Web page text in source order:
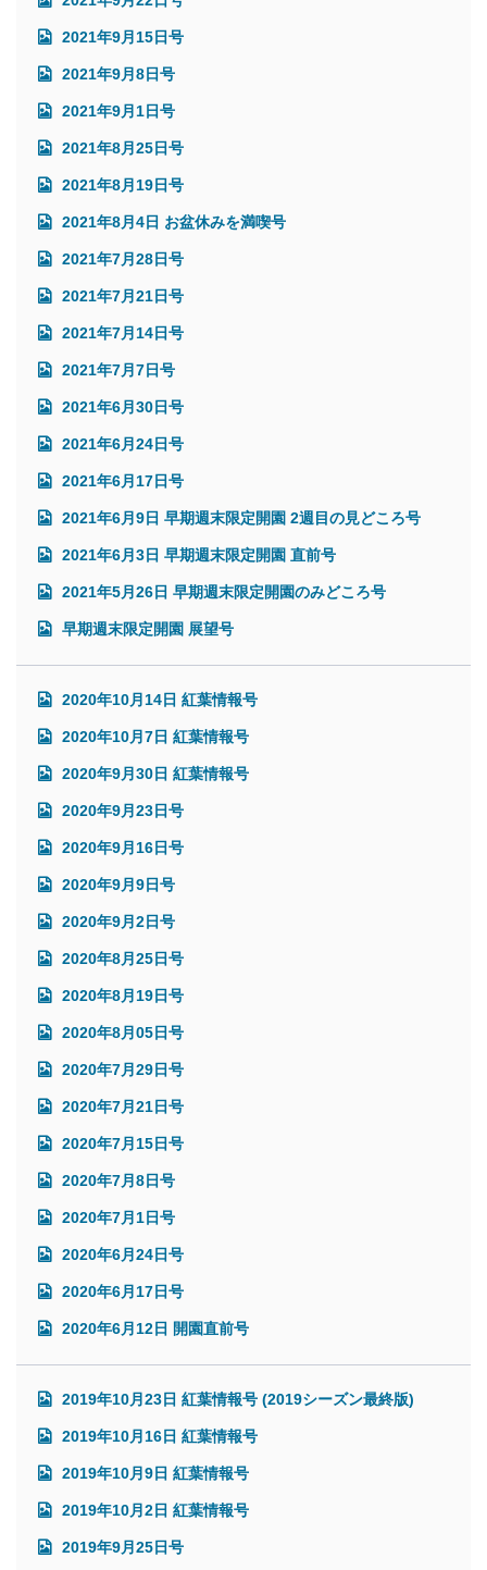
2021年9月15日号
2021年9月8日号
2021年9月1日号
2021年8月25日号
2021年8月19日号
2021年8月4日 お盆休みを満喫号
2021年7月28日号
2021年7月21日号
2021年7月14日号
2021年7月7日号
2021年6月30日号
2021年6月24日号
2021年6月17日号
2021年6月9日 早期週末限定開園 2週目の見どころ号
2021年6月3日 早期週末限定開園 直前号
2021年5月26日 早期週末限定開園のみどころ号
早期週末限定開園 展望号
2020年10月14日 紅葉情報号
2020年10月7日 紅葉情報号
2020年9月30日 紅葉情報号
2020年9月23日号
2020年9月16日号
2020年9月9日号
2020年9月2日号
2020年8月25日号
2020年8月19日号
2020年8月05日号
2020年7月29日号
2020年7月21日号
2020年7月15日号
2020年7月8日号
2020年7月1日号
2020年6月24日号
2020年6月17日号
2020年6月12日 開園直前号
2019年10月23日 紅葉情報号 (2019シーズン最終版)
2019年10月16日 紅葉情報号
2019年10月9日 紅葉情報号
2019年10月2日 紅葉情報号
2019年9月25日号